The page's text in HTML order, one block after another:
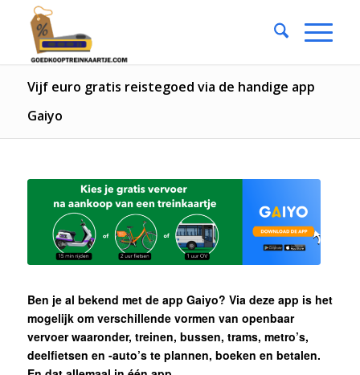
Vijf euro gratis reistegoed via de handige app
Gaiyo
Ben je al bekend met de app Gaiyo? Via deze app is het
mogelijk om verschillende vormen van openbaar
vervoer waaronder, treinen, bussen, trams, metro’s,
deelfietsen en -auto’s te plannen, boeken en betalen.